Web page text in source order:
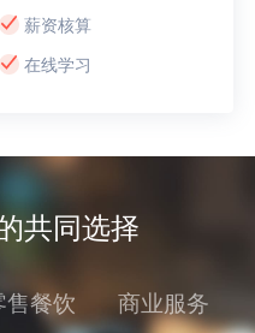
薪资核算
在线学习
共同选择
售餐饮 商业服务